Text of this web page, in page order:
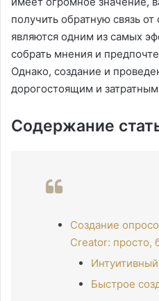
получить обратную связь
являются одним из самых
собрать мнения и
Однако, создание и
дорогостоящим и
Содержание
Создание
Creator: просто,
Быстрое